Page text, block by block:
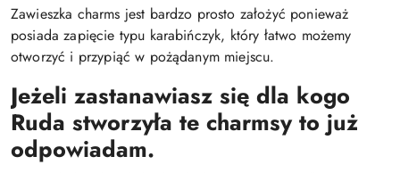
Zawieszka charms jest bardzo prosto założyć ponieważ
posiada zapięcie typu karabińczyk, który łatwo możemy
otworzyć i przypiąć w pożądanym miejscu.
Jeżeli zastanawiasz się dla kogo
Ruda stworzyła te charmsy to już
odpowiadam.